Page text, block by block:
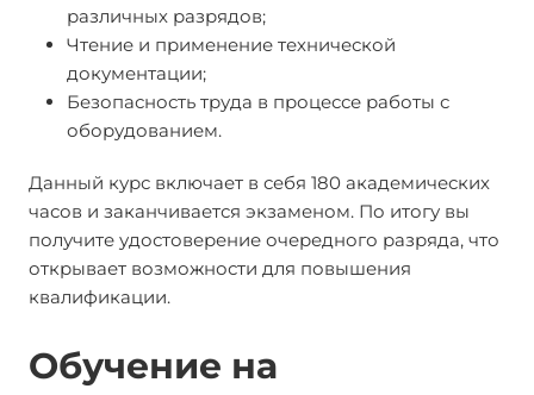
различных разрядов;
Чтение и применение технической
документации;
Безопасность труда в процессе работы с
оборудованием.
Данный курс включает в себя 180 академических
часов и заканчивается экзаменом. По итогу вы
получите удостоверение очередного разряда, что
открывает возможности для повышения
квалификации.
Обучение на